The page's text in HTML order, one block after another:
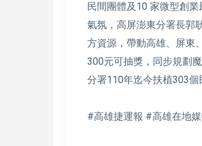
民間團體及10 家微型創
氣氛，高屏澎東分署長郭
方資源，帶動高雄、屏東
300元可抽獎，同步規劃
分署110年迄今扶植303個
#高雄捷運報 #高雄在地